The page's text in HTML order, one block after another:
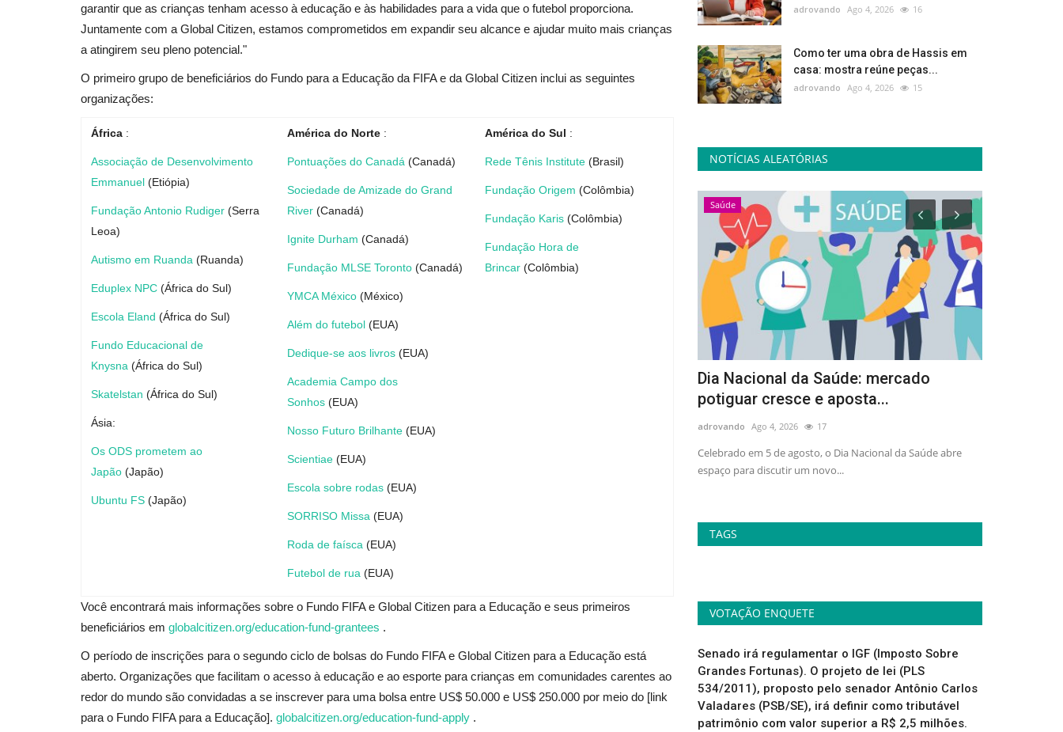
garantir que as crianças tenham acesso à educação e às habilidades para a vida que o futebol proporciona.
Juntamente com a Global Citizen, estamos comprometidos em expandir seu alcance e ajudar muito mais crianças
a atingirem seu pleno potencial."
O primeiro grupo de beneficiários do Fundo para a Educação da FIFA e da Global Citizen inclui as seguintes
organizações:
África :
Associação de Desenvolvimento
Emmanuel (Etiópia)
Fundação Antonio Rudiger (Serra
Leoa)
Autismo em Ruanda (Ruanda)
Eduplex NPC (África do Sul)
Escola Eland (África do Sul)
Fundo Educacional de
Knysna (África do Sul)
Skatelstan (África do Sul)
Ásia:
Os ODS prometem ao
Japão (Japão)
Ubuntu FS (Japão)
América do Norte :
Pontuações do Canadá (Canadá)
Sociedade de Amizade do Grand
River (Canadá)
Ignite Durham (Canadá)
Fundação MLSE Toronto (Canadá)
YMCA México (México)
Além do futebol (EUA)
Dedique-se aos livros (EUA)
Academia Campo dos
Sonhos (EUA)
Nosso Futuro Brilhante (EUA)
Scientiae (EUA)
Escola sobre rodas (EUA)
SORRISO Missa (EUA)
Roda de faísca (EUA)
Futebol de rua (EUA)
América do Sul :
Rede Tênis Institute (Brasil)
Fundação Origem (Colômbia)
Fundação Karis (Colômbia)
Fundação Hora de
Brincar (Colômbia)
Você encontrará mais informações sobre o Fundo FIFA e Global Citizen para a Educação e seus primeiros
beneficiários em globalcitizen.org/education-fund-grantees .
O período de inscrições para o segundo ciclo de bolsas do Fundo FIFA e Global Citizen para a Educação está
aberto. Organizações que facilitam o acesso à educação e ao esporte para crianças em comunidades carentes ao
redor do mundo são convidadas a se inscrever para uma bolsa entre US$ 50.000 e US$ 250.000 por meio do [link
para o Fundo FIFA para a Educação]. globalcitizen.org/education-fund-apply .
adrovando Ago 4, 2026 16
Como ter uma obra de Hassis em
casa: mostra reúne peças...
adrovando Ago 4, 2026 15
NOTÍCIAS ALEATÓRIAS
Geral
Como fugir do Google?
Para substituir a busca, é fácil. A busca do Google tem
piorado muito significativamente...
adrovando
Saúde
Dia Nacional da Saúde: mercado
potiguar cresce e aposta...
adrovando Ago 4, 2026 17
Celebrado em 5 de agosto, o Dia Nacional da Saúde abre
espaço para discutir um novo...
TAGS
VOTAÇÃO ENQUETE
Senado irá regulamentar o IGF (Imposto Sobre
Grandes Fortunas). O projeto de lei (PLS
534/2011), proposto pelo senador Antônio Carlos
Valadares (PSB/SE), irá definir como tributável
patrimônio com valor superior a R$ 2,5 milhões.